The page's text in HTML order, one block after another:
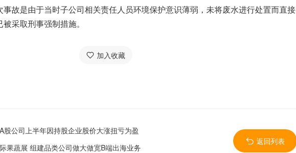
是由于当时子公司相关责任人员环境保护意识薄弱，未将废水进行处置而直接
采取刑事强制措施。
加入收藏
股公司上半年因持股企业股价大涨扭亏为盈
果蔬展 组建品类公司做大做宽B端出海业务
返回列表